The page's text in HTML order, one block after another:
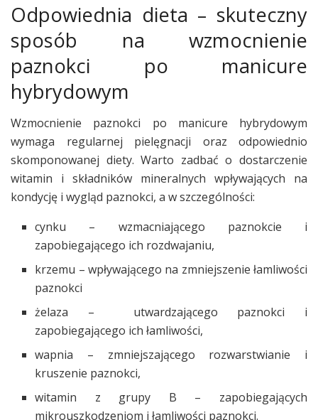
Odpowiednia dieta – skuteczny
sposób na wzmocnienie
paznokci po manicure
hybrydowym
Wzmocnienie paznokci po manicure hybrydowym
wymaga regularnej pielęgnacji oraz odpowiednio
skomponowanej diety. Warto zadbać o dostarczenie
witamin i składników mineralnych wpływających na
kondycję i wygląd paznokci, a w szczególności:
cynku – wzmacniającego paznokcie i
zapobiegającego ich rozdwajaniu,
krzemu – wpływającego na zmniejszenie łamliwości
paznokci
żelaza – utwardzającego paznokci i
zapobiegającego ich łamliwości,
wapnia – zmniejszającego rozwarstwianie i
kruszenie paznokci,
witamin z grupy B – zapobiegających
mikrouszkodzeniom i łamliwości paznokci.